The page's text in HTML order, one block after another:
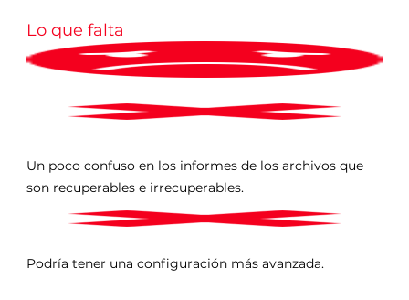
Lo que falta
Un poco confuso en los informes de los archivos que
son recuperables e irrecuperables.
Podría tener una configuración más avanzada.